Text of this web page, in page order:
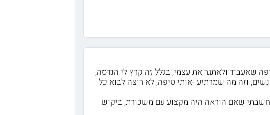
שאעבוד ולאתגר את עצמי, בגלל זה קרץ לי הנדסה,
וזה מה שמרתיע -אותי טיפה, לא רוצה לבוא כל
חשבתי שאם הוראה היה מקצוע עם משכורת, ביקוש